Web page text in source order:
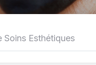
Soins Esthétiques